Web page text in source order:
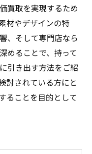
買取を実現するため
材やデザインの特
、そして専門店なら
めることで、持って
引き出す方法をご紹
討されている方にと
ることを目的として